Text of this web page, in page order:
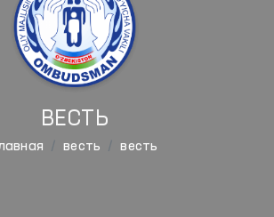
ВЕСТЬ
весть весть